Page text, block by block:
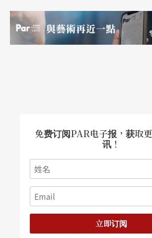
编按：为了文意的流畅，本文部分
员的挑战》中文版略有出入，特此
免费订阅PAR电子报，获取
讯！
立即订阅